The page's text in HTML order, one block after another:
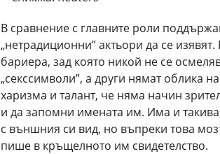
В сравнение с главните роли
„нетрадиционни” актьори да се
бариера, зад която никой не се
„секссимволи”, а други нямат облика
харизма и талант, че няма начин
и да запомни имената им. Има и
с външния си вид, но въпреки това
пише в кръщелното им свидетелство.